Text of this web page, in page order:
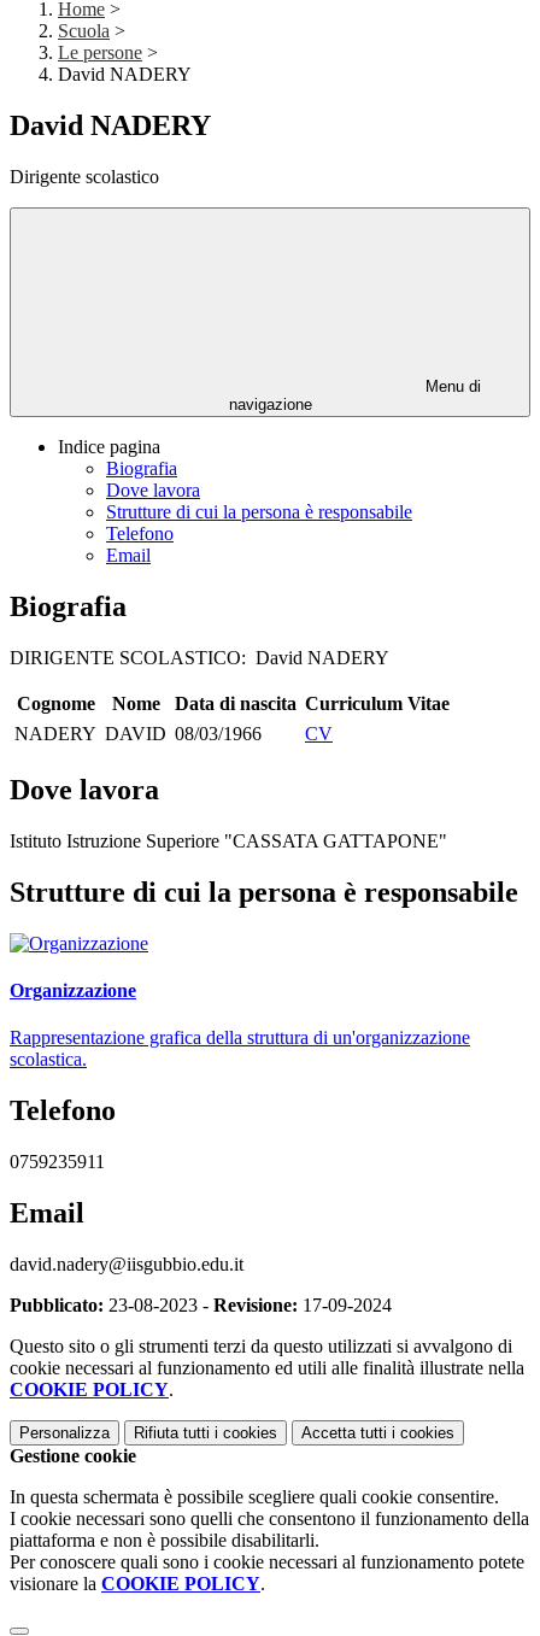
Home >
Scuola >
Le persone >
David NADERY
David NADERY
Dirigente scolastico
Menu di
navigazione
Indice pagina
Biografia
Dove lavora
Strutture di cui la persona è responsabile
Telefono
Email
Biografia
DIRIGENTE SCOLASTICO: David NADERY
Cognome Nome Data di nascita Curriculum Vitae
NADERY DAVID 08/03/1966 CV
Dove lavora
Istituto Istruzione Superiore "CASSATA GATTAPONE"
Strutture di cui la persona è responsabile
Organizzazione
Rappresentazione grafica della struttura di un'organizzazione
scolastica.
Telefono
0759235911
Email
david.nadery@iisgubbio.edu.it
Pubblicato: 23-08-2023 - Revisione: 17-09-2024
Questo sito o gli strumenti terzi da questo utilizzati si avvalgono di
cookie necessari al funzionamento ed utili alle finalità illustrate nella
COOKIE POLICY.
Personalizza Rifiuta tutti i cookies Accetta tutti i cookies
Gestione cookie
In questa schermata è possibile scegliere quali cookie consentire.
I cookie necessari sono quelli che consentono il funzionamento della
piattaforma e non è possibile disabilitarli.
Per conoscere quali sono i cookie necessari al funzionamento potete
visionare la COOKIE POLICY.